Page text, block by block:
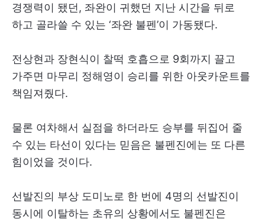
경쟁력이 됐던, 좌완이 귀했던 지난 시간을 뒤로
하고 골라쓸 수 있는 ‘좌완 불펜’이 가동됐다.
전상현과 장현식이 찰떡 호흡으로 9회까지 끌고
가주면 마무리 정해영이 승리를 위한 아웃카운트를
책임져줬다.
물론 여차해서 실점을 하더라도 승부를 뒤집어 줄
수 있는 타선이 있다는 믿음은 불펜진에는 또 다른
힘이었을 것이다.
선발진의 부상 도미노로 한 번에 4명의 선발진이
동시에 이탈하는 초유의 상황에서도 불펜진은